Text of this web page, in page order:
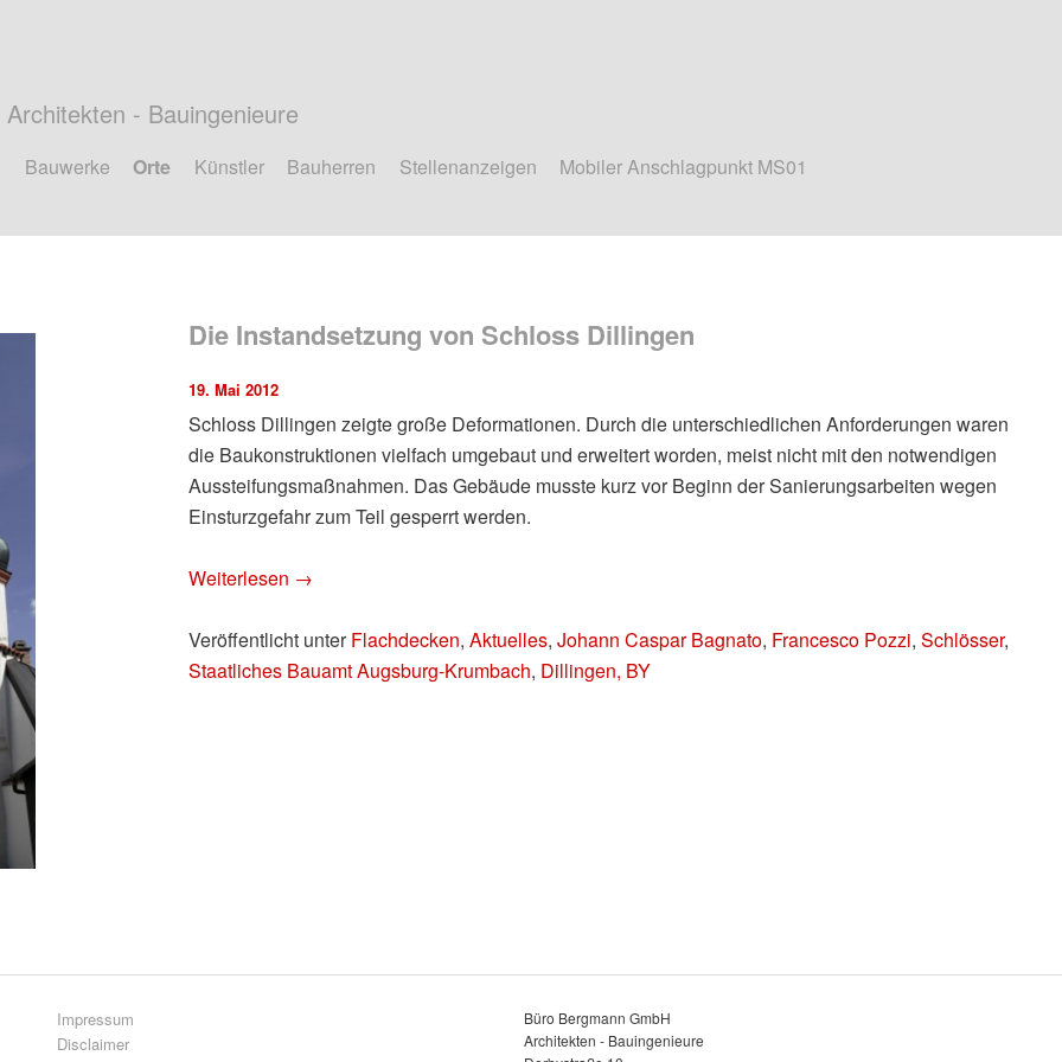
Architekten - Bauingenieure
Bauwerke Orte Künstler Bauherren Stellenanzeigen Mobiler Anschlagpunkt MS01
Die Instandsetzung von Schloss Dillingen
19. Mai 2012
Schloss Dillingen zeigte große Deformationen. Durch die unterschiedlichen Anforderungen waren
die Baukonstruktionen vielfach umgebaut und erweitert worden, meist nicht mit den notwendigen
Aussteifungsmaßnahmen. Das Gebäude musste kurz vor Beginn der Sanierungsarbeiten wegen
Einsturzgefahr zum Teil gesperrt werden.
Weiterlesen →
Veröffentlicht unterFlachdecken,Aktuelles,Johann Caspar Bagnato, Francesco Pozzi,Schlösser,
Staatliches Bauamt Augsburg-Krumbach, Dillingen, BY
Impressum
Disclaimer
Büro Bergmann GmbH
Architekten - Bauingenieure